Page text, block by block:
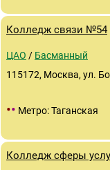
Колледж связи №54
ЦАО / Басманный
115172, Москва, ул.
•• Метро: Таганская
Колледж сферы